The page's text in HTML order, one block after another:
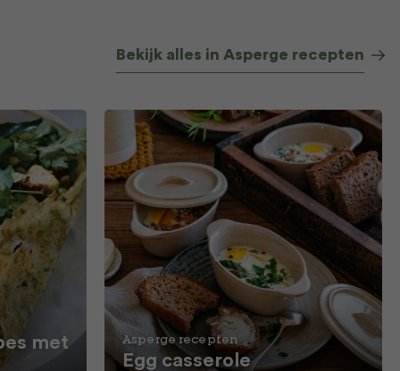
Bekijk alles in Asperge recepten
met
Asperge recepten
Egg casserole